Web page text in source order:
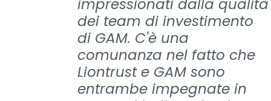
impressionati dalla qualità
dei team di investimento
di GAM. C'è una
comunanza nel fatto che
Liontrust e GAM sono
entrambe impegnate in